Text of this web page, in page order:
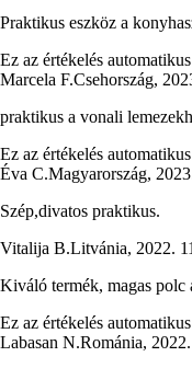
Praktikus eszköz a
Ez az értékelés
Marcela F.Csehország,
praktikus a vonali
Ez az értékelés
Éva C.Magyarország,
Szép,divatos praktikus.
Vitalija B.Litvánia, 2022.
Kiváló termék, magas polc
Ez az értékelés
Labasan N.Románia,